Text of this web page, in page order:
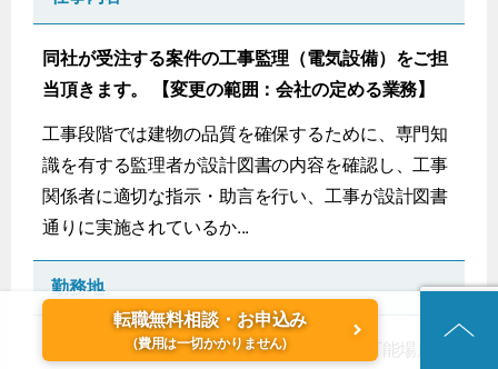
同社が受注する案件の工事監理（電気設備）をご担
当頂きます。 【変更の範囲：会社の定める業務】
工事段階では建物の品質を確保するために、専門知
識を有する監理者が設計図書の内容を確認し、工事
関係者に適切な指示・助言を行い、工事が設計図書
通りに実施されているか...
勤務地
愛知県名古屋市 受動喫煙対策：屋内喫煙可能場所あ
転職無料相談・お申込み
(費用は一切かかりません)